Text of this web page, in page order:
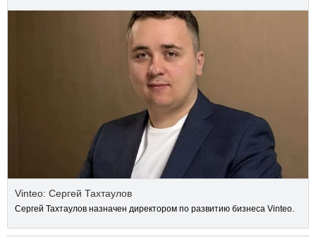
Vinteo: Сергей Тахтаулов
Сергей Тахтаулов назначен директором по развитию бизнеса Vinteo.